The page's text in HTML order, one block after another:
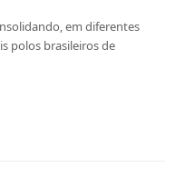
em diferentes
polos brasileiros de